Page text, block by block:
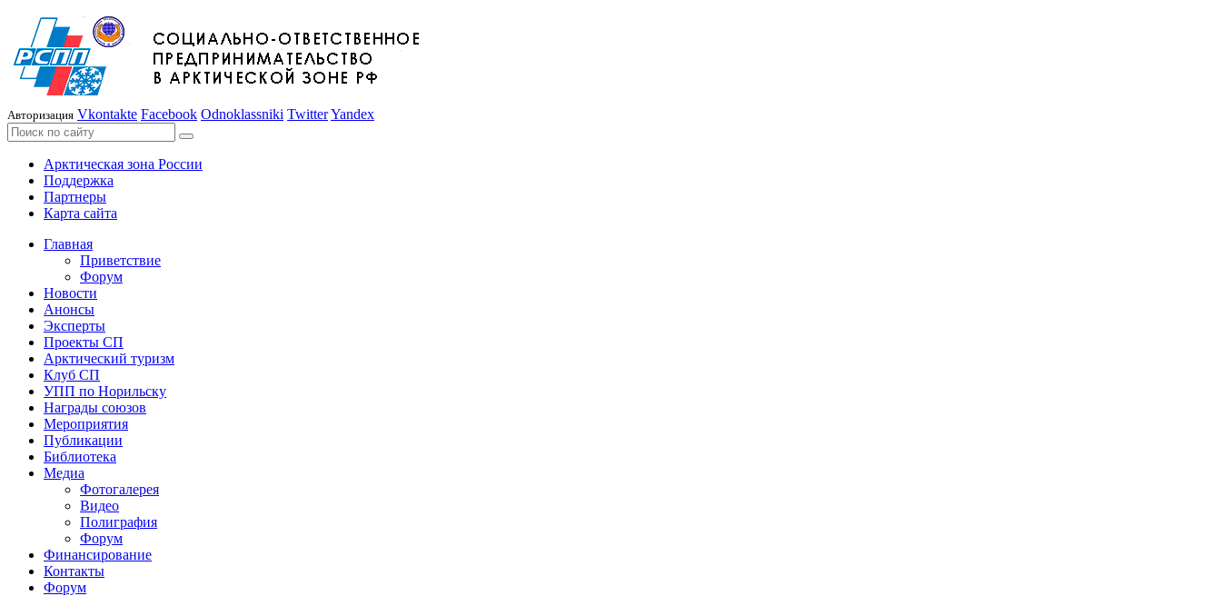
Авторизация Vkontakte Facebook Odnoklassniki TwitterYandex
Арктическая зона России
Поддержка
Партнеры
Карта сайта
Главная
Приветствие
Форум
Новости
Анонсы
Эксперты
Проекты СП
Арктический туризм
Клуб СП
УПП по Норильску
Награды союзов
Мероприятия
Публикации
Библиотека
Медиа
Фотогалерея
Видео
Полиграфия
Форум
Финансирование
Контакты
Форум